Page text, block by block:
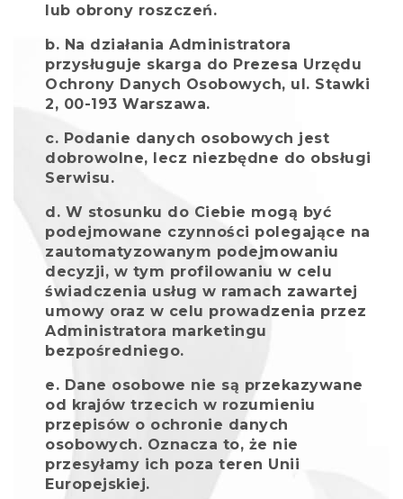
lub obrony roszczeń.
Na działania Administratora
przysługuje skarga do Prezesa Urzędu
Ochrony Danych Osobowych, ul. Stawki
2, 00-193 Warszawa.
Podanie danych osobowych jest
dobrowolne, lecz niezbędne do obsługi
Serwisu.
W stosunku do Ciebie mogą być
podejmowane czynności polegające na
zautomatyzowanym podejmowaniu
decyzji, w tym profilowaniu w celu
świadczenia usług w ramach zawartej
umowy oraz w celu prowadzenia przez
Administratora marketingu
bezpośredniego.
Dane osobowe nie są przekazywane
od krajów trzecich w rozumieniu
przepisów o ochronie danych
osobowych. Oznacza to, że nie
przesyłamy ich poza teren Unii
Europejskiej.